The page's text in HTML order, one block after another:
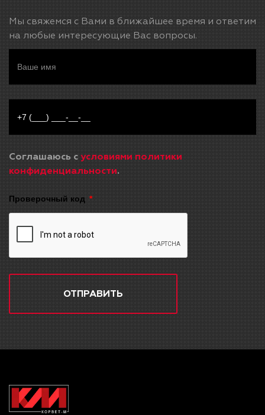
Мы свяжемся с Вами в ближайшее время и ответим
на любые интересующие Вас вопросы.
Соглашаюсь с условиями политики
конфиденциальности.
Проверочный код
ОТПРАВИТЬ